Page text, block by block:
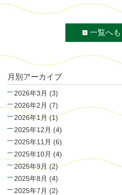
一覧へも
月別アーカイブ
2026年3月 (3)
2026年2月 (7)
2026年1月(1)
2025年12月 (4)
2025年11月 (6)
2025年10月 (4)
2025年9月 (2)
2025年8月 (4)
2025年7月 (2)